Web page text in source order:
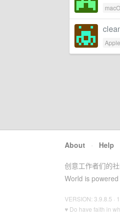
Apple
About · Help
创意工作者们的
World is
VERSION: 3.9.8.5 ·
♥ Do have faith in